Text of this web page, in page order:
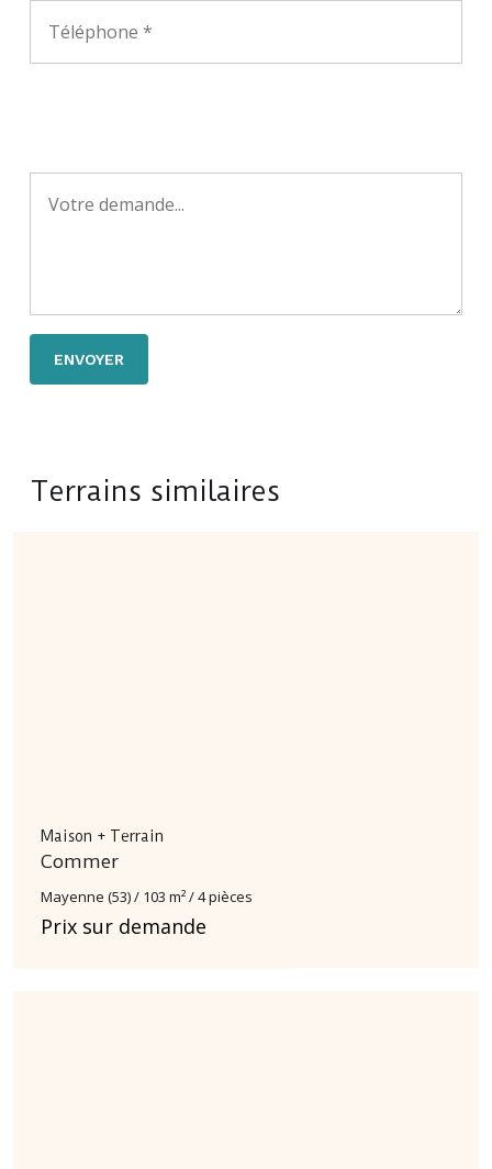
Terrains similaires
Maison + Terrain
Commer
Mayenne (53) / 103 m² / 4 pièces
Prix sur demande